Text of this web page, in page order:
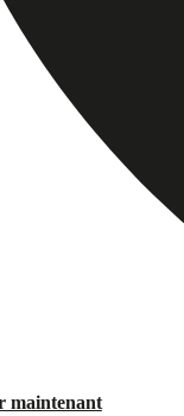
maintenant